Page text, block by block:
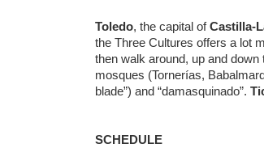
Toledo, the capital ofCastilla-
the Three Cultures offers a lot
then walk around, up and
mosques (Tornerías,
blade”) and “damasquinado”.
SCHEDULE